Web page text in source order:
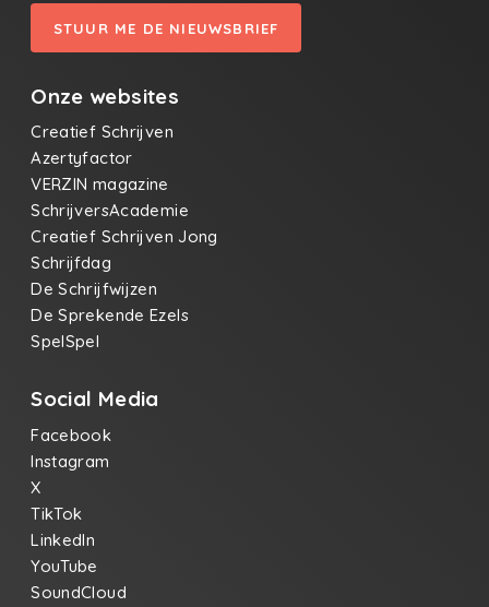
STUUR ME DE NIEUWSBRIEF
Onze websites
Creatief Schrijven
Azertyfactor
VERZIN magazine
SchrijversAcademie
Creatief Schrijven Jong
Schrijfdag
De Schrijfwijzen
De Sprekende Ezels
SpelSpel
Social Media
Facebook
Instagram
X
TikTok
LinkedIn
YouTube
SoundCloud